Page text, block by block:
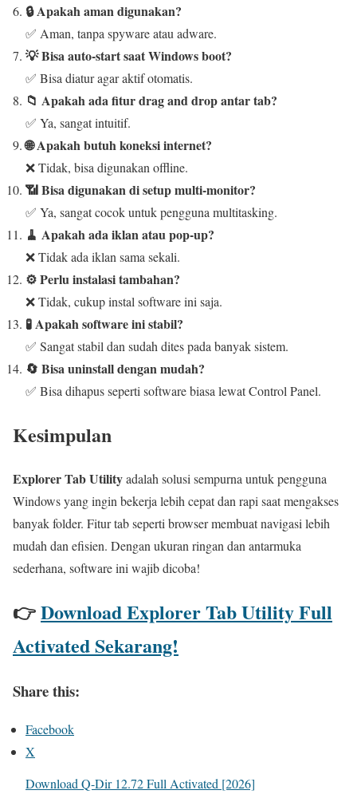
🔒 Apakah aman digunakan?
✅ Aman, tanpa spyware atau adware.
💡 Bisa auto-start saat Windows boot?
✅ Bisa diatur agar aktif otomatis.
📁 Apakah ada fitur drag and drop antar tab?
✅ Ya, sangat intuitif.
🌐 Apakah butuh koneksi internet?
❌ Tidak, bisa digunakan offline.
📶 Bisa digunakan di setup multi-monitor?
✅ Ya, sangat cocok untuk pengguna multitasking.
🧹 Apakah ada iklan atau pop-up?
❌ Tidak ada iklan sama sekali.
⚙️ Perlu instalasi tambahan?
❌ Tidak, cukup instal software ini saja.
🧪 Apakah software ini stabil?
✅ Sangat stabil dan sudah dites pada banyak sistem.
🔄 Bisa uninstall dengan mudah?
✅ Bisa dihapus seperti software biasa lewat Control Panel.
Kesimpulan
Explorer Tab Utilityadalah solusi sempurna untuk pengguna
Windows yang ingin bekerja lebih cepat dan rapi saat mengakses
banyak folder. Fitur tab seperti browser membuat navigasi lebih
mudah dan efisien. Dengan ukuran ringan dan antarmuka
sederhana, software ini wajib dicoba!
👉Download Explorer Tab Utility Full
Activated Sekarang!
Share this:
Facebook
X
Download Q-Dir 12.72 Full Activated [2026]